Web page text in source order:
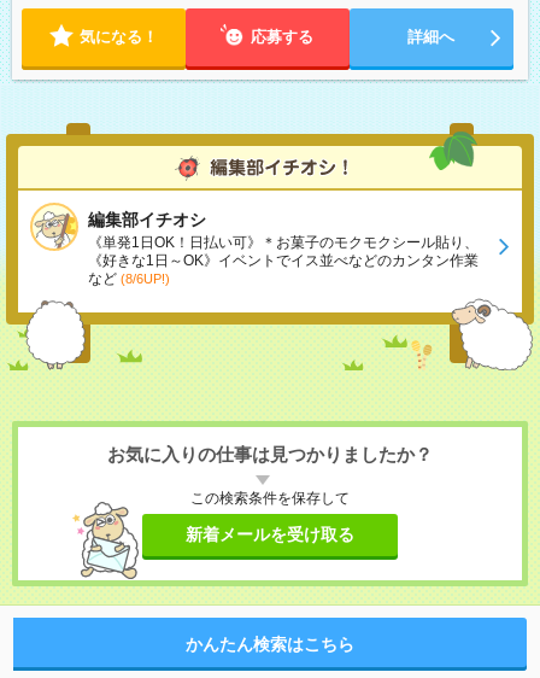
気になる！ 応募する 詳細へ
編集部イチオシ
《単発1日OK！日払い可》＊お菓子のモクモクシール貼り、
《好きな1日～OK》イベントでイス並べなどのカンタン作業
など (8/6UP!)
お気に入りの仕事は見つかりましたか？
この検索条件を保存して
新着メールを受け取る
かんたん検索はこちら